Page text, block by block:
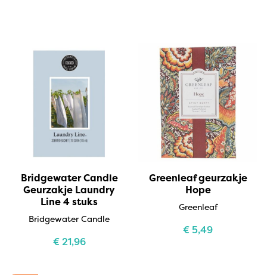
Bridgewater Candle
Geurzakje Laundry
Line 4 stuks
Bridgewater Candle
€21,96
Greenleaf geurzakje
Hope
Greenleaf
€ 5,49